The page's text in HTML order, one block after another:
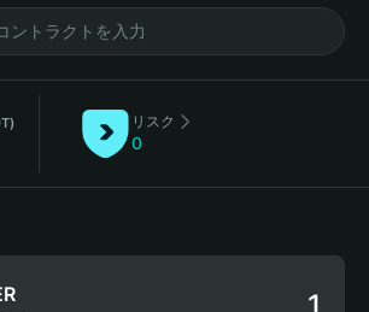
リスク
0